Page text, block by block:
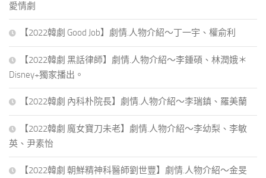
愛情劇
【2022韓劇 Good Job】劇情.人物介紹～丁一宇、權俞利
【2022韓劇 黑話律師】劇情.人物介紹～李鍾碩、林潤娥＊
Disney+獨家播出。
【2022韓劇 內科朴院長】劇情.人物介紹～李瑞鎮、羅美蘭
【2022韓劇 魔女寶刀未老】劇情.人物介紹～李幼梨、李敏
英、尹素怡
【2022韓劇 朝鮮精神科醫師劉世豐】劇情.人物介紹～金旻